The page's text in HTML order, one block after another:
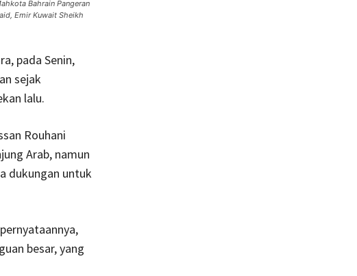
Bahrain Pangeran
Emir Kuwait Sheikh
pada Senin,
sejak
lalu.
Rouhani
Arab, namun
dukungan untuk
besar, yang